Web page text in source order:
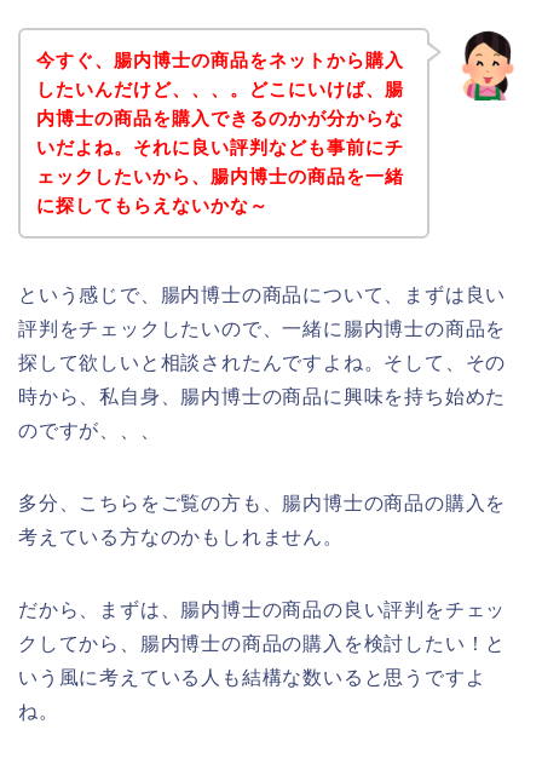
今すぐ、腸内博士の商品をネットから購入
したいんだけど、、、。どこにいけば、腸
内博士の商品を購入できるのかが分からな
いだよね。それに良い評判なども事前にチ
ェックしたいから、腸内博士の商品を一緒
に探してもらえないかな～
という感じで、腸内博士の商品について、まずは良い
評判をチェックしたいので、一緒に腸内博士の商品を
探して欲しいと相談されたんですよね。そして、その
時から、私自身、腸内博士の商品に興味を持ち始めた
のですが、、、
多分、こちらをご覧の方も、腸内博士の商品の購入を
考えている方なのかもしれません。
だから、まずは、腸内博士の商品の良い評判をチェッ
クしてから、腸内博士の商品の購入を検討したい！と
いう風に考えている人も結構な数いると思うですよ
ね。